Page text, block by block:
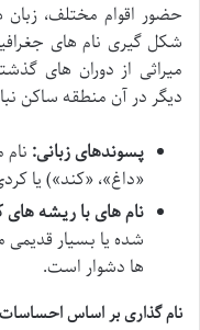
حضور اقوام مختلف،
شکل گیری نام های
میراثی از دوران های
دیگر در آن منطقه ساکن
پسوندهای زبانی:
«داغ»، «کند») یا
نام های با ریشه
شده یا بسیار قدیمی
ها دشوار است.
نام گذاری بر اساس